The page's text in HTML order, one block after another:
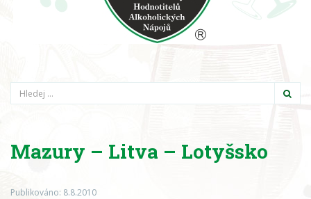
Hledání
Mazury – Litva – Lotyšsko
Publikováno: 8.8.2010